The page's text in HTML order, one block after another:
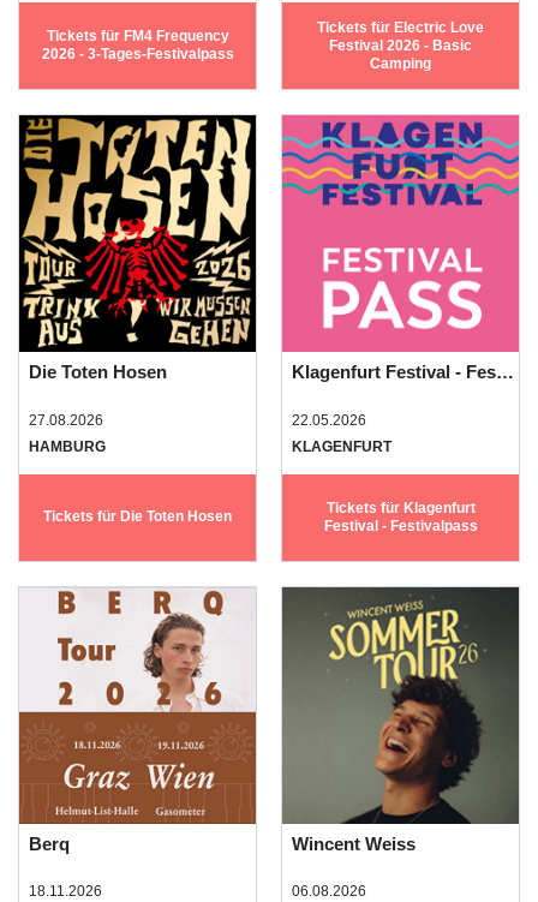
Tickets für FM4 Frequency
2026 - 3-Tages-Festivalpass
Tickets für Electric Love
Festival 2026 - Basic
Camping
Die Toten Hosen
27.08.2026
HAMBURG
Tickets für Die Toten Hosen
Klagenfurt Festival - Festivalpass
22.05.2026
KLAGENFURT
Tickets für Klagenfurt
Festival - Festivalpass
Berq
18.11.2026
Wincent Weiss
06.08.2026